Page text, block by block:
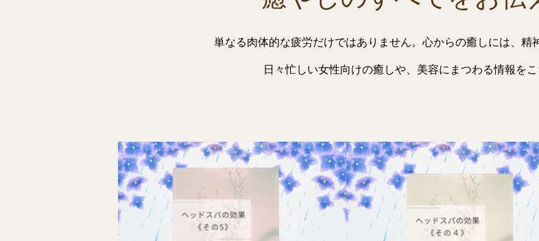
単なる肉体的な疲労だけではありません。心からの癒しには、精
日々忙しい女性向けの癒しや、美容にまつわる情報をこ